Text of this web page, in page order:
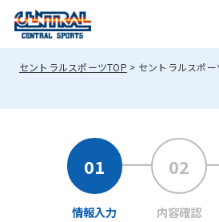
セントラルスポーツTOP セントラルスポーツ
情報入力 内容確認